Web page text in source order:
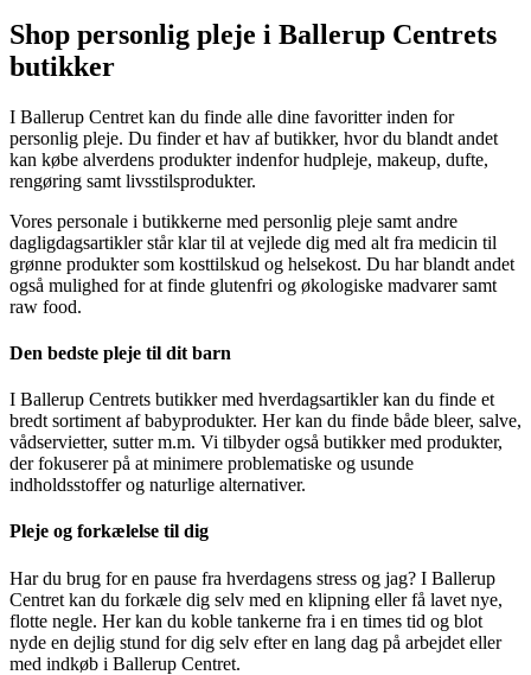
Shop personlig pleje i Ballerup Centrets
butikker
I Ballerup Centret kan du finde alle dine favoritter inden for
personlig pleje. Du finder et hav af butikker, hvor du blandt andet
kan købe alverdens produkter indenfor hudpleje, makeup, dufte,
rengøring samt livsstilsprodukter.
Vores personale i butikkerne med personlig pleje samt andre
dagligdagsartikler står klar til at vejlede dig med alt fra medicin til
grønne produkter som kosttilskud og helsekost. Du har blandt andet
også mulighed for at finde glutenfri og økologiske madvarer samt
raw food.
Den bedste pleje til dit barn
I Ballerup Centrets butikker med hverdagsartikler kan du finde et
bredt sortiment af babyprodukter. Her kan du finde både bleer, salve,
vådservietter, sutter m.m. Vi tilbyder også butikker med produkter,
der fokuserer på at minimere problematiske og usunde
indholdsstoffer og naturlige alternativer.
Pleje og forkælelse til dig
Har du brug for en pause fra hverdagens stress og jag? I Ballerup
Centret kan du forkæle dig selv med en klipning eller få lavet nye,
flotte negle. Her kan du koble tankerne fra i en times tid og blot
nyde en dejlig stund for dig selv efter en lang dag på arbejdet eller
med indkøb i Ballerup Centret.